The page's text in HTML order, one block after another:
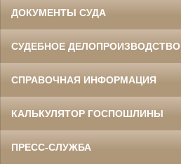
ДОКУМЕНТЫ СУДА
СУДЕБНОЕ ДЕЛОПРОИЗВОДСТВО
СПРАВОЧНАЯ ИНФОРМАЦИЯ
КАЛЬКУЛЯТОР ГОСПОШЛИНЫ
ПРЕСС-СЛУЖБА